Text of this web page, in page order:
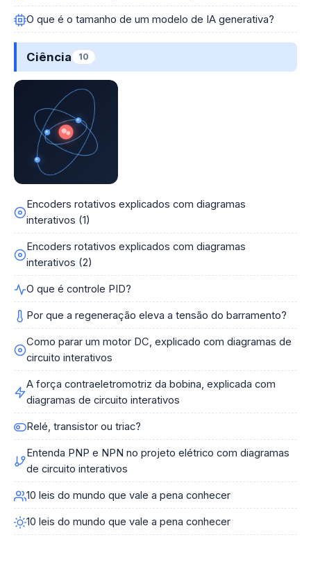
O que é o tamanho de um modelo de IA generativa?
Ciência 10
Encoders rotativos explicados com diagramas
interativos (1)
Encoders rotativos explicados com diagramas
interativos (2)
O que é controle PID?
Por que a regeneração eleva a tensão do barramento?
Como parar um motor DC, explicado com diagramas de
circuito interativos
A força contraeletromotriz da bobina, explicada com
diagramas de circuito interativos
Relé, transistor ou triac?
Entenda PNP e NPN no projeto elétrico com diagramas
de circuito interativos
10 leis do mundo que vale a pena conhecer
10 leis do mundo que vale a pena conhecer